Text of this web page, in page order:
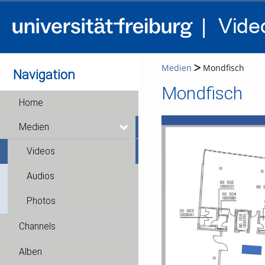
Navigation
Home
Medien
Videos
Audios
Photos
Channels
Alben
Medien Mondfisch
Mondfisch